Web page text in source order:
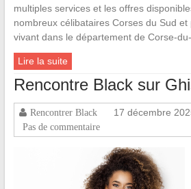
multiples services et les offres
nombreux célibataires Corses du Sud
vivant dans le département de Corse-
Lire la suite
Rencontre Black sur
Rencontrer Black 17 décembre
Pas de commentaire